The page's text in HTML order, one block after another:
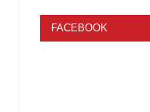
FACEBOOK